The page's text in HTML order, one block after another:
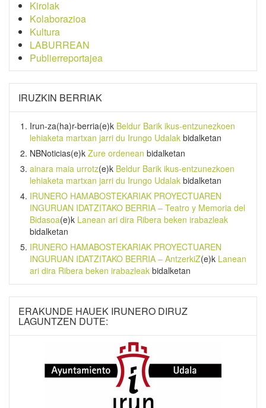
Kirolak
Kolaborazioa
Kultura
LABURREAN
Publierreportajea
IRUZKIN BERRIAK
Irun-za(ha)r-berria(e)k Beldur Barik ikus-entzunezkoen
lehiaketa martxan jarri du Irungo Udalak bidalketan
NBNoticias(e)k Zure ordenean bidalketan
ainara maia urrotz(e)k Beldur Barik ikus-entzunezkoen
lehiaketa martxan jarri du Irungo Udalak bidalketan
IRUNERO HAMABOSTEKARIAK PROYECTUAREN
INGURUAN IDATZITAKO BERRIA – Teatro y Memoria del
Bidasoa(e)k Lanean ari dira Ribera beken irabazleak
bidalketan
IRUNERO HAMABOSTEKARIAK PROYECTUAREN
INGURUAN IDATZITAKO BERRIA – AntzerkiZ(e)k Lanean
ari dira Ribera beken irabazleak bidalketan
ERAKUNDE HAUEK IRUNERO DIRUZ
LAGUNTZEN DUTE: